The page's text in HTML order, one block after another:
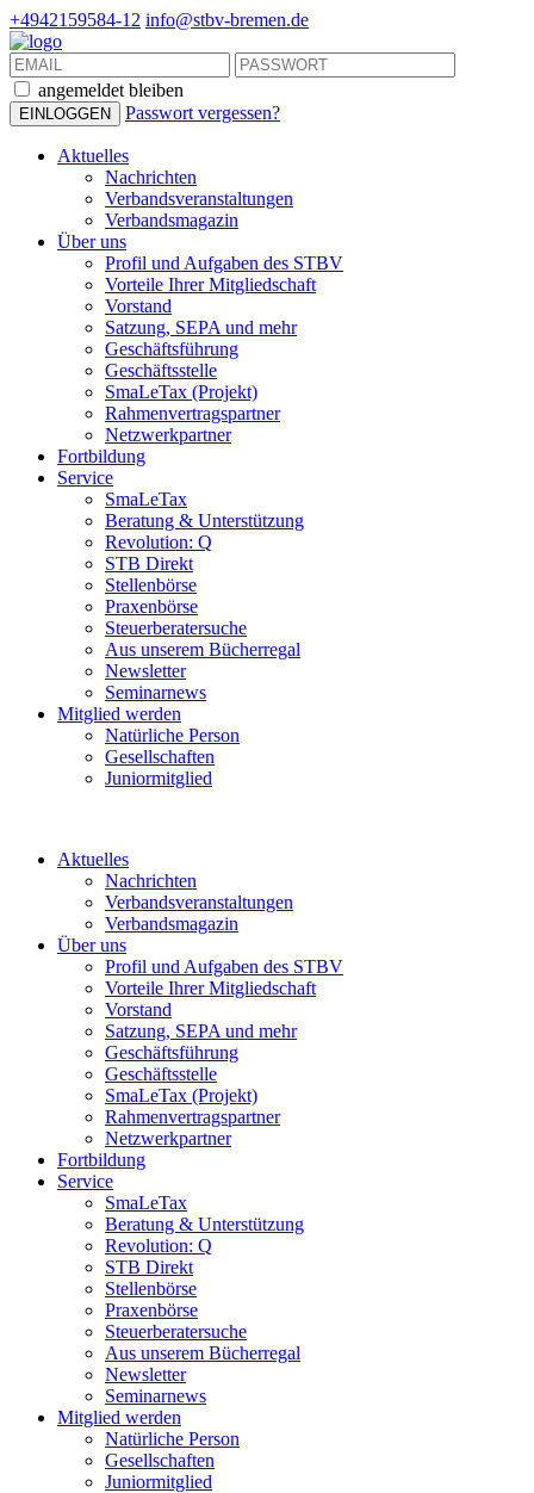
+4942159584-12 info@stbv-bremen.de
angemeldet bleiben
Passwort vergessen?
Aktuelles
Nachrichten
Verbandsveranstaltungen
Verbandsmagazin
Über uns
Profil und Aufgaben des STBV
Vorteile Ihrer Mitgliedschaft
Vorstand
Satzung, SEPA und mehr
Geschäftsführung
Geschäftsstelle
SmaLeTax (Projekt)
Rahmenvertragspartner
Netzwerkpartner
Fortbildung
Service
SmaLeTax
Beratung & Unterstützung
Revolution: Q
STB Direkt
Stellenbörse
Praxenbörse
Steuerberatersuche
Aus unserem Bücherregal
Newsletter
Seminarnews
Mitglied werden
Natürliche Person
Gesellschaften
Juniormitglied
Aktuelles
Nachrichten
Verbandsveranstaltungen
Verbandsmagazin
Über uns
Profil und Aufgaben des STBV
Vorteile Ihrer Mitgliedschaft
Vorstand
Satzung, SEPA und mehr
Geschäftsführung
Geschäftsstelle
SmaLeTax (Projekt)
Rahmenvertragspartner
Netzwerkpartner
Fortbildung
Service
SmaLeTax
Beratung & Unterstützung
Revolution: Q
STB Direkt
Stellenbörse
Praxenbörse
Steuerberatersuche
Aus unserem Bücherregal
Newsletter
Seminarnews
Mitglied werden
Natürliche Person
Gesellschaften
Juniormitglied